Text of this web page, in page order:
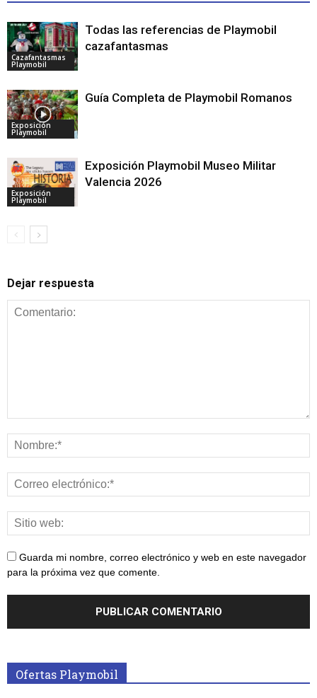
Cazafantasmas
Playmobil
Todas las referencias de Playmobil
cazafantasmas
Exposición
Playmobil
Guía Completa de Playmobil Romanos
Exposición
Playmobil
Exposición Playmobil Museo Militar
Valencia 2026
Dejar respuesta
Guarda mi nombre, correo electrónico y web en este navegador
para la próxima vez que comente.
Ofertas Playmobil